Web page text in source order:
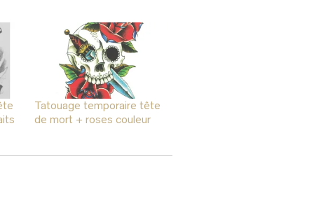
Tatouage temporaire tête
de mort + roses couleur